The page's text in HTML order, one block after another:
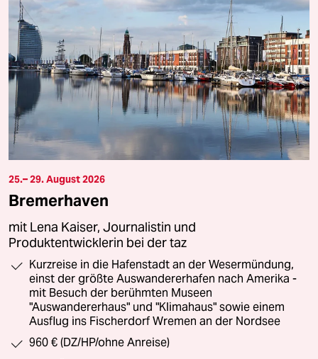
25.– 29. August 2026
Bremerhaven
mit Lena Kaiser, Journalistin und
Produktentwicklerin bei der taz
Kurzreise in die Hafenstadt an der Wesermündung,
einst der größte Auswandererhafen nach Amerika -
mit Besuch der berühmten Museen
"Auswandererhaus" und "Klimahaus" sowie einem
Ausflug ins Fischerdorf Wremen an der Nordsee
960 € (DZ/HP/ohne Anreise)